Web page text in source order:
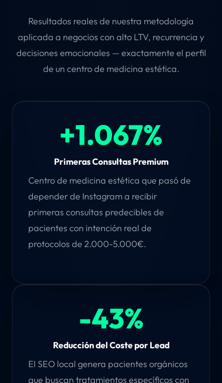
Resultados reales de nuestra metodología
aplicada a negocios con alto LTV, recurrencia y
decisiones emocionales — exactamente el perfil
de un centro de medicina estética.
+1.067%
Primeras Consultas Premium
Centro de medicina estética que pasó de
depender de Instagram a recibir
primeras consultas predecibles de
pacientes con intención real de
protocolos de 2.000-5.000€.
-43%
Reducción del Coste por Lead
El SEO local genera pacientes orgánicos
que buscan tratamientos específicos con